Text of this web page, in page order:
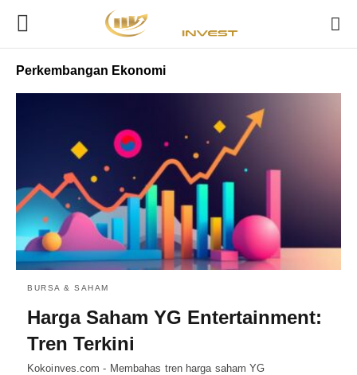
Perkembangan Ekonomi
BURSA & SAHAM
Harga Saham YG Entertainment:
Tren Terkini
Kokoinves.com - Membahas tren harga saham YG